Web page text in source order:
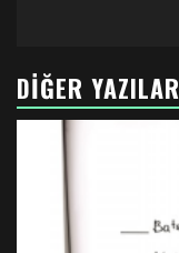
DIĞER YAZILAR